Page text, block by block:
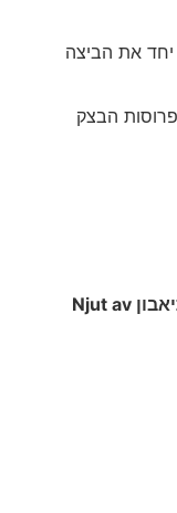
את הביצה
הבצק
Njut av